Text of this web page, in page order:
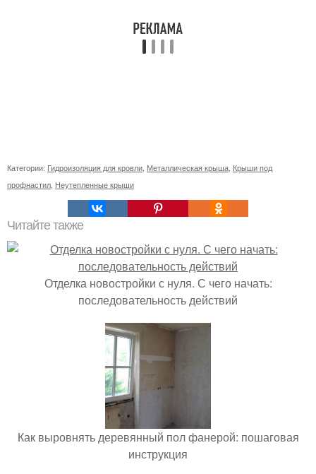
Категории: Гидроизоляция для кровли Металлическая крыша Крыши под
профнастил Неутепленные крыши
Читайте также
Отделка новостройки с нуля. С чего начать:
последовательность действий
Как выровнять деревянный пол фанерой: пошаговая
инструкция